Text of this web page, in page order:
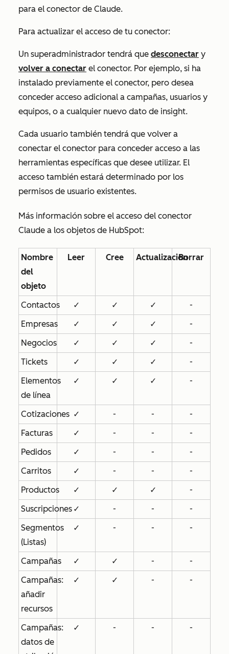
para el conector de Claude.
Para actualizar el acceso de tu conector:
Un superadministrador tendrá que desconectar y
volver a conectar el conector. Por ejemplo, si ha
instalado previamente el conector, pero desea
conceder acceso adicional a campañas, usuarios y
equipos, o a cualquier nuevo dato de insight.
Cada usuario también tendrá que volver a
conectar el conector para conceder acceso a las
herramientas específicas que desee utilizar. El
acceso también estará determinado por los
permisos de usuario existentes.
Más información sobre el acceso del conector
Claude a los objetos de HubSpot:
Nombre
del
objeto
Leer Cree ActualizaciónBorrar
Contactos ✓ ✓ ✓
-
Empresas
✓ ✓ ✓
-
Negocios
✓ ✓ ✓
-
Tickets
✓ ✓ ✓
-
Elementos
de línea
✓ ✓ ✓ -
Cotizaciones ✓ - -
-
Facturas
✓ - -
-
Pedidos
✓ - -
-
Carritos
✓ - -
-
Productos
✓ ✓ ✓
-
Suscripciones ✓ - -
-
Segmentos
(Listas)
✓ - - -
Campañas ✓ ✓ -
-
Campañas:
añadir
recursos
✓ ✓ - -
Campañas:
datos de
✓ - - -